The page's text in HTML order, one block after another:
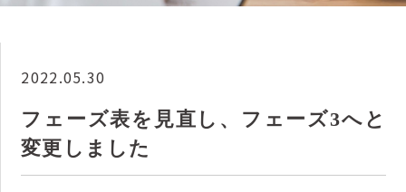
2022.05.30
フェーズ表を見直し、フェーズ3へと
変更しました